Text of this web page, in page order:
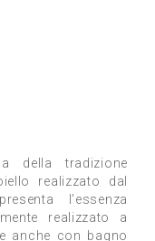
della tradizione
realizzato dal
l’essenza
realizzato a
anche con bagno